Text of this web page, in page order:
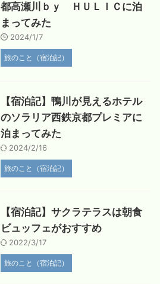
都高瀬川ｂｙ ＨＵＬＩＣに泊
まってみた
2024/1/7
旅のこと（宿泊記）
【宿泊記】鴨川が見えるホテル
のソラリア西鉄京都プレミアに
泊まってみた
2024/2/16
旅のこと（宿泊記）
【宿泊記】サクラテラスは朝食
ビュッフェがおすすめ
2022/3/17
旅のこと（宿泊記）